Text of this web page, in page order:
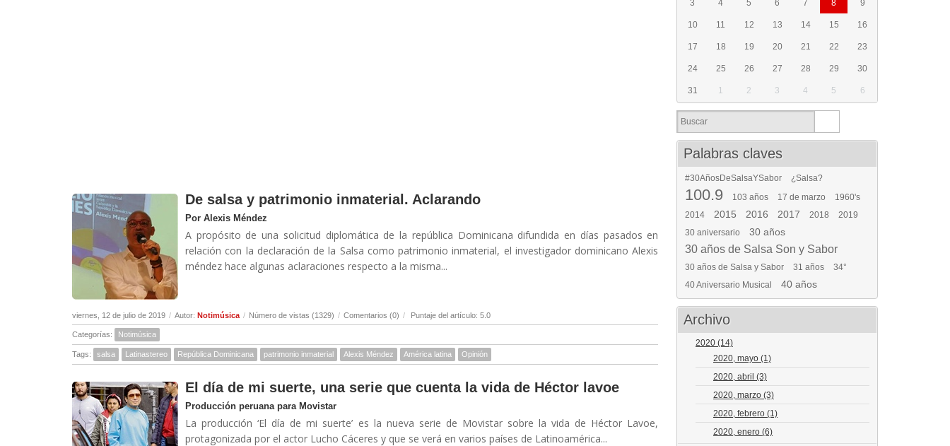
De salsa y patrimonio inmaterial. Aclarando
Por Alexis Méndez
A propósito de una solicitud diplomática de la república Dominicana difundida en días pasados en
relación con la declaración de la Salsa como patrimonio inmaterial, el investigador dominicano Alexis
méndez hace algunas aclaraciones respecto a la misma...
viernes, 12 de julio de 2019 / Autor: Notimúsica / Número de vistas (1329) / Comentarios (0) / Puntaje del artículo: 5.0
Categorías: Notimúsica
Tags: salsa Latinastereo República Dominicana patrimonio inmaterial Alexis Méndez América latina Opinión
El día de mi suerte, una serie que cuenta la vida de Héctor lavoe
Producción peruana para Movistar
La producción ‘El día de mi suerte’ es la nueva serie de Movistar sobre la vida de Héctor Lavoe,
protagonizada por el actor Lucho Cáceres y que se verá en varios países de Latinoamérica...
3 4 5 6 7 8 9
10 11 12 13 14 15 16
17 18 19 20 21 22 23
24 25 26 27 28 29 30
31 1 2 3 4 5 6
Palabras claves
#30AñosDeSalsaYSabor ¿Salsa?
100.9 103 años 17 de marzo
1960's
2014
2015 2016 2017 2018
2019
30 aniversario
30 años
30 años de Salsa Son y Sabor
30 años de Salsa y Sabor 31 años
34°
40 Aniversario Musical
40 años
Archivo
2020 (14)
2020, mayo (1)
2020, abril (3)
2020, marzo (3)
2020, febrero (1)
2020, enero (6)